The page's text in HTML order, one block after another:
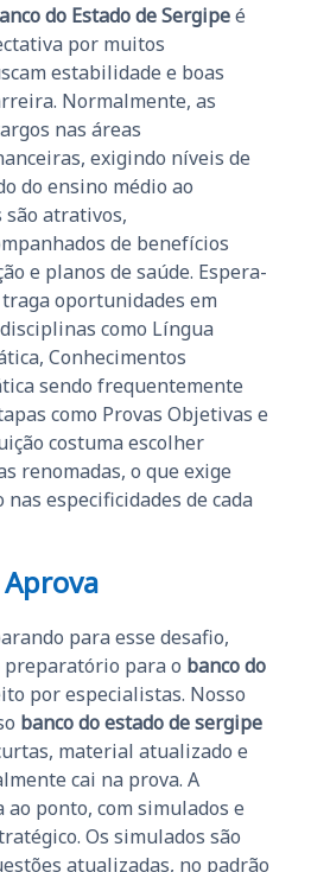
do Estado de Sergipeé
por muitos
estabilidade e boas
Normalmente, as
nas áreas
exigindo níveis de
do ensino médio ao
são atrativos,
de benefícios
e planos de saúde. Espera-
oportunidades em
como Língua
Conhecimentos
sendo frequentemente
como Provas Objetivas e
costuma escolher
renomadas, o que exige
nas especificidades de cada
para esse desafio,
para o banco do
por especialistas. Nosso
banco do estado de sergipe
material atualizado e
cai na prova. A
ponto, com simulados e
Os simulados são
atualizadas, no padrão